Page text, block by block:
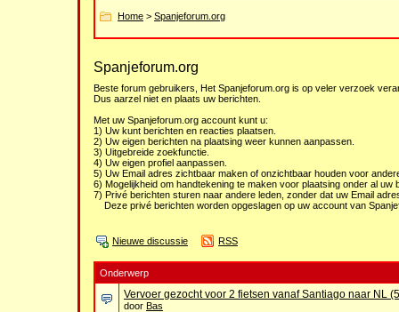
Home > Spanjeforum.org
Spanjeforum.org
Beste forum gebruikers, Het Spanjeforum.org is op veler verzoek
Dus aarzel niet en plaats uw berichten.
Met uw Spanjeforum.org account kunt u:
1) Uw kunt berichten en reacties plaatsen.
2) Uw eigen berichten na plaatsing weer kunnen aanpassen.
3) Uitgebreide zoekfunctie.
4) Uw eigen profiel aanpassen.
5) Uw Email adres zichtbaar maken of onzichtbaar houden voor
6) Mogelijkheid om handtekening te maken voor plaatsing onder al uw
7) Privé berichten sturen naar andere leden, zonder dat uw Email
Deze privé berichten worden opgeslagen op uw account van
Nieuwe discussie RSS
Onderwerp
Vervoer gezocht voor 2 fietsen vanaf Santiago naar NL
door Bas